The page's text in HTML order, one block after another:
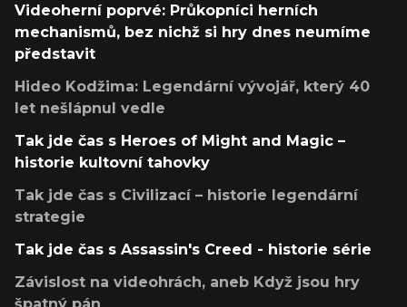
Videoherní poprvé: Průkopníci herních
mechanismů, bez nichž si hry dnes neumíme
představit
Hideo Kodžima: Legendární vývojář, který 40
let nešlápnul vedle
Tak jde čas s Heroes of Might and Magic –
historie kultovní tahovky
Tak jde čas s Civilizací – historie legendární
strategie
Tak jde čas s Assassin's Creed - historie série
Závislost na videohrách, aneb Když jsou hry